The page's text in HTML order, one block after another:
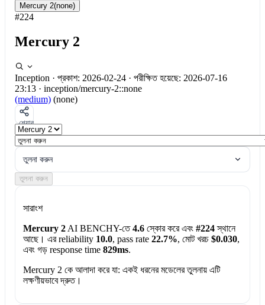
Mercury 2(none)
#224
Mercury 2
Inception · প্রকাশ: 2026-02-24 · পরীক্ষিত হয়েছে: 2026-07-16
23:13 · inception/mercury-2::none
(medium) (none)
শেয়ার
তুলনা করুন
তুলনা করুন
সারাংশ
Mercury 2AI BENCHY-তে4.6স্কোর করে এবং #224স্থানে
আছে। এর reliability 10.0, pass rate 22.7%, মোট খরচ $0.030,
এবং গড় response time 829ms.
Mercury 2 কে আলাদা করে যা: একই ধরনের মডেলের তুলনায় এটি
লক্ষণীয়ভাবে দ্রুত।